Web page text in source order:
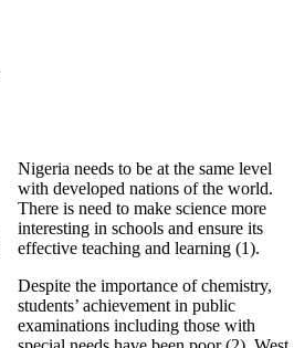
Nigeria needs to be at the same level
with developed nations of the world.
There is need to make science more
interesting in schools and ensure its
effective teaching and learning (1).
Despite the importance of chemistry,
students’ achievement in public
examinations including those with